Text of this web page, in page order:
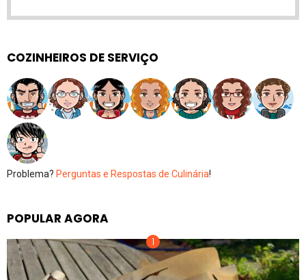
COZINHEIROS DE SERVIÇO
Problema? Perguntas e Respostas de Culinária!
POPULAR AGORA